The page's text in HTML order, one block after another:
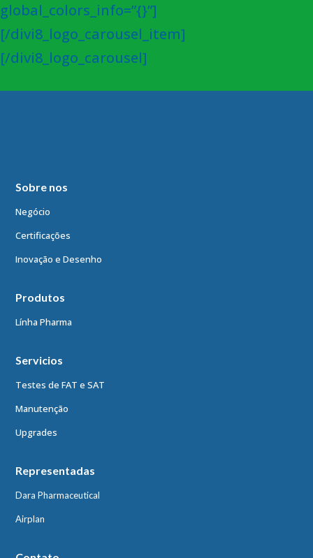
global_colors_info=”{}”]
[/divi8_logo_carousel_item]
[/divi8_logo_carousel]
Sobre nos
Negócio
Certificações
Inovação e Desenho
Produtos
Línha Pharma
Servicios
Testes de FAT e SAT
Manutenção
Upgrades
Representadas
Dara Pharmaceutical
Airplan